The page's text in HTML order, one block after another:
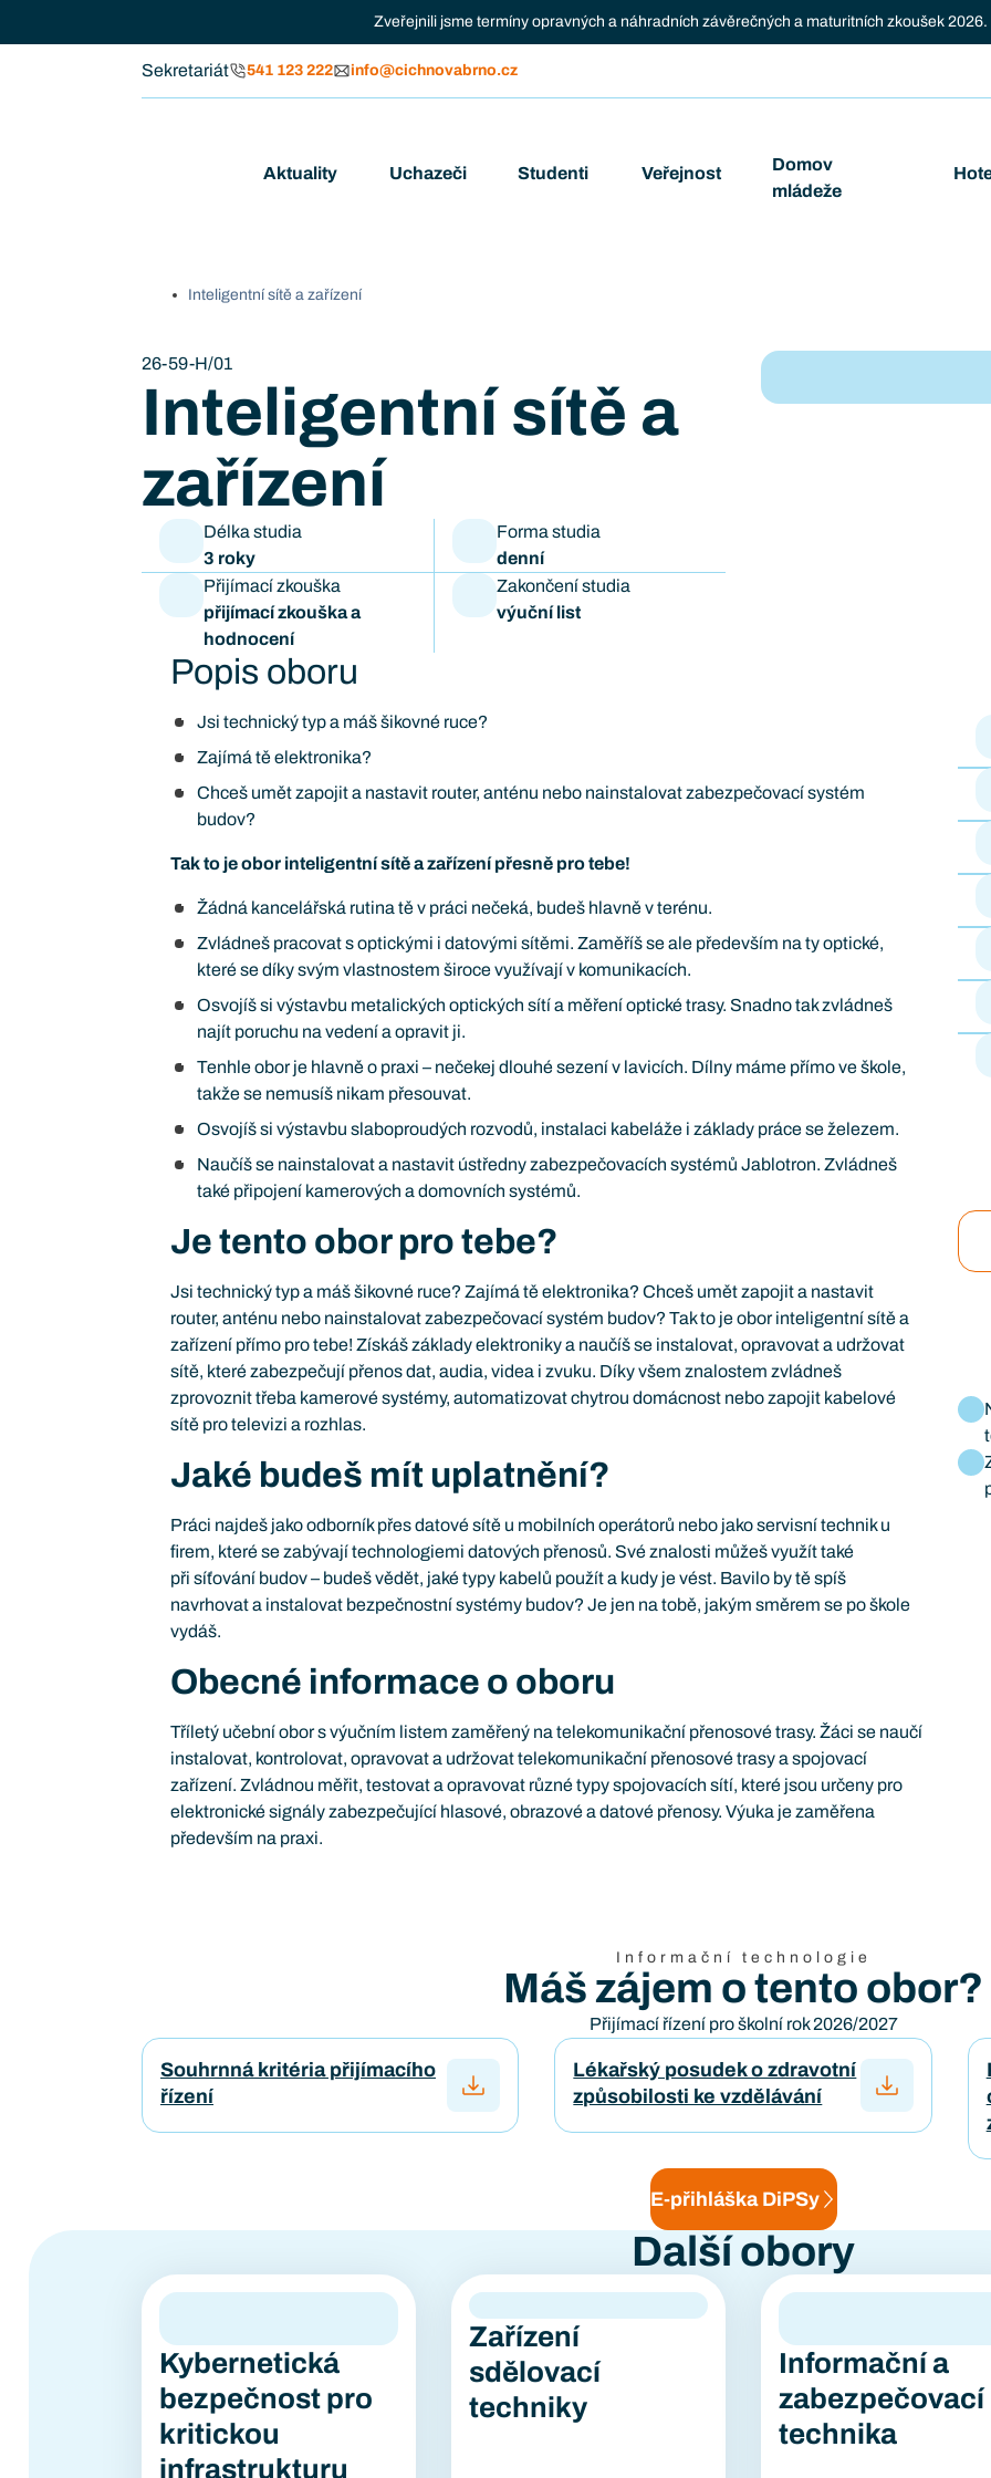
Zveřejnili jsme termíny opravných a náhradních závěrečných a maturitních zkoušek 2026.
Sekretariát 541 123 222 info@cichnovabrno.cz
Aktuality Uchazeči Studenti Veřejnost
Domov
mládeže
Inteligentní sítě a zařízení
26-59-H/01
Inteligentní sítě a
zařízení
Délka studia
3 roky
Forma studia
denní
Přijímací zkouška
přijímací zkouška a
hodnocení
Zakončení studia
výuční list
Popis oboru
Jsi technický typ a máš šikovné ruce?
Zajímá tě elektronika?
Chceš umět zapojit a nastavit router, anténu nebo nainstalovat zabezpečovací systém
budov?
Tak to je obor inteligentní sítě a zařízení přesně pro tebe!
Žádná kancelářská rutina tě v práci nečeká, budeš hlavně v terénu.
Zvládneš pracovat s optickými i datovými sítěmi. Zaměříš se ale především na ty optické,
které se díky svým vlastnostem široce využívají v komunikacích.
Osvojíš si výstavbu metalických optických sítí a měření optické trasy. Snadno tak zvládneš
najít poruchu na vedení a opravit ji.
Tenhle obor je hlavně o praxi – nečekej dlouhé sezení v lavicích. Dílny máme přímo ve škole,
takže se nemusíš nikam přesouvat.
Osvojíš si výstavbu slaboproudých rozvodů, instalaci kabeláže i základy práce se železem.
Naučíš se nainstalovat a nastavit ústředny zabezpečovacích systémů Jablotron. Zvládneš
také připojení kamerových a domovních systémů.
Je tento obor pro tebe?
Jsi technický typ a máš šikovné ruce? Zajímá tě elektronika? Chceš umět zapojit a nastavit
router, anténu nebo nainstalovat zabezpečovací systém budov? Tak to je obor inteligentní sítě a
zařízení přímo pro tebe! Získáš základy elektroniky a naučíš se instalovat, opravovat a udržovat
sítě, které zabezpečují přenos dat, audia, videa i zvuku. Díky všem znalostem zvládneš
zprovoznit třeba kamerové systémy, automatizovat chytrou domácnost nebo zapojit kabelové
sítě pro televizi a rozhlas.
Jaké budeš mít uplatnění?
Práci najdeš jako odborník přes datové sítě u mobilních operátorů nebo jako servisní technik u
firem, které se zabývají technologiemi datových přenosů. Své znalosti můžeš využít také
při síťování budov – budeš vědět, jaké typy kabelů použít a kudy je vést. Bavilo by tě spíš
navrhovat a instalovat bezpečnostní systémy budov? Je jen na tobě, jakým směrem se po škole
vydáš.
Obecné informace o oboru
Tříletý učební obor s výučním listem zaměřený na telekomunikační přenosové trasy. Žáci se naučí
instalovat, kontrolovat, opravovat a udržovat telekomunikační přenosové trasy a spojovací
zařízení. Zvládnou měřit, testovat a opravovat různé typy spojovacích sítí, které jsou určeny pro
elektronické signály zabezpečující hlasové, obrazové a datové přenosy. Výuka je zaměřena
především na praxi.
Informační technologie
Máš zájem o tento obor?
Přijímací řízení pro školní rok 2026/2027
Souhrnná kritéria přijímacího
řízení
Lékařský posudek o zdravotní
způsobilosti ke vzdělávání
E-přihláška DiPSy
Další obory
Kybernetická
bezpečnost pro
kritickou
infrastrukturu
Zařízení
sdělovací
techniky
Informační a
zabezpečovací
technika